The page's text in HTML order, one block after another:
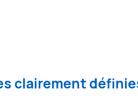
clairement